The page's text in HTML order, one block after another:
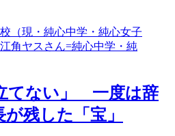
てない」 一度は辞
残した「宝」